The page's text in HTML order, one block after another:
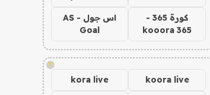
كورة 365 -
kooora 365
اس جول - AS
Goal
!
koora live
kora live